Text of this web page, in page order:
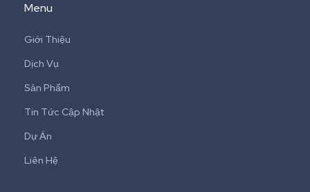
Menu
Giới Thiệu
Dịch Vụ
Sản Phẩm
Tin Tức Cập Nhật
Dự Án
Liên Hệ